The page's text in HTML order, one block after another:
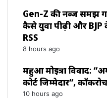
Gen-Z की नब्ज समझ
कैसे युवा पीढ़ी और
RSS
8 hours ago
महुआ मोइत्रा विवाद:
कोर्ट जिम्मेदार”,
10 hours ago